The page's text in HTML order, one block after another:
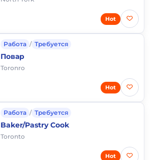
Hot
Работа / Требуется
Повар
Toronro
Hot
Работа / Требуется
Baker/Pastry Cook
Toronto
Hot